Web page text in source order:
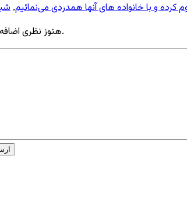
و با خانواده های آنها همدردی می‌نمائیم,
هنوز نظری اضافه نشده است. شما اولین نظر را بدهید.